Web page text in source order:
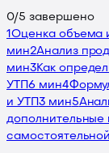
0/5 завершено
1 Оценка объема
мин2Анализ
мин3Как
УТП 6 мин4
и УТП 3 мин5
дополнительные